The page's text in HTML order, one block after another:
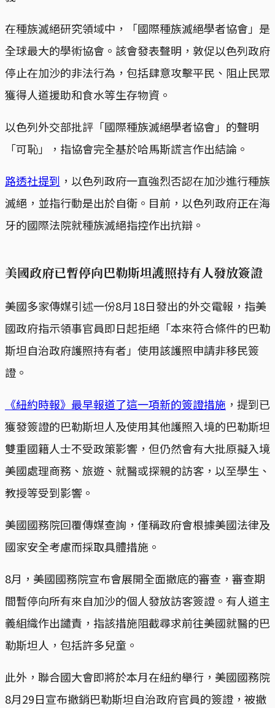
在種族滅絕研究領域中，「國際種族滅絕學者協會」是
全球最大的學術協會。該會發表聲明，敦促以色列政府
停止在加沙的非法行為，包括肆意攻擊平民、阻止民眾
獲得人道援助和食水等生存物資。
以色列外交部批評「國際種族滅絕學者協會」的聲明
「可恥」，指協會完全基於哈馬斯謊言作出結論。
路透社提到 ，以色列政府一直強烈否認在加沙進行種族
滅絕，並指行動是出於自衛。目前，以色列政府正在海
牙的國際法院就種族滅絕指控作出抗辯。
美國政府已暫停向巴勒斯坦護照持有人發放簽證
美國多家傳媒引述一份8月18日發出的外交電報，指美
國政府指示領事官員即日起拒絕「本來符合條件的巴勒
斯坦自治政府護照持有者」使用該護照申請非移民簽
證。
《紐約時報》最早報道了這一項新的簽證措施 ，提到已
獲發簽證的巴勒斯坦人及使用其他護照入境的巴勒斯坦
雙重國籍人士不受政策影響，但仍然會有大批原擬入境
美國處理商務、旅遊、就醫或探親的訪客，以至學生、
教授等受到影響。
美國國務院回覆傳媒查詢，僅稱政府會根據美國法律及
國家安全考慮而採取具體措施。
8月，美國國務院宣布會展開全面撤底的審查，審查期
間暫停向所有來自加沙的個人發放訪客簽證。有人道主
義組織作出譴責，指該措施阻截尋求前往美國就醫的巴
勒斯坦人，包括許多兒童。
此外，聯合國大會即將於本月在紐約舉行，美國國務院
8月29日宣布撤銷巴勒斯坦自治政府官員的簽證，被撤